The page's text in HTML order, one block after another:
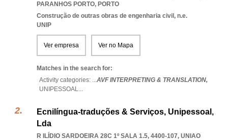
PARANHOS PORTO, PORTO
Construção de outras obras de engenharia civil, n.e.
UNIP
Ver empresa Ver no Mapa
Matches in the search for:
Activity categories: ...AVF INTERPRETING & TRANSLATION,
UNIPESSOAL...
Ecnilíngua-traduções & Serviços, Unipessoal,
Lda
R ILÍDIO SARDOEIRA 28C 1º SALA 1.5, 4400-107, UNIAO